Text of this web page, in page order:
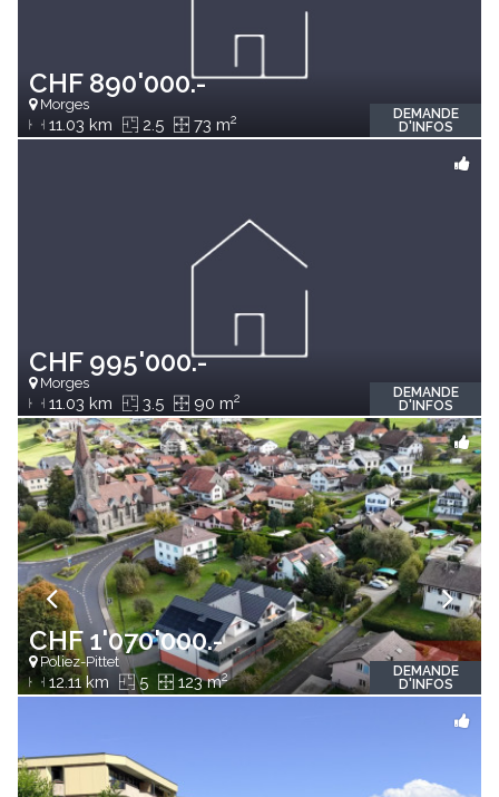
CHF 890'000.-
Morges
11.03 km 2.5 73 m2
DEMANDE
D'INFOS
CHF 995'000.-
Morges
11.03 km 3.5 90 m2
DEMANDE
D'INFOS
CHF 1'070'000.-
Poliez-Pittet
12.11 km 5 123 m2
DEMANDE
D'INFOS